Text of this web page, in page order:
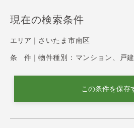
現在の検索条件
エリア｜ さいたま市南区
条 件｜ 物件種別：マンション、戸
この条件を保存